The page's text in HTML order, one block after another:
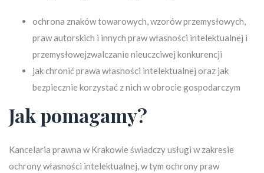
ochrona znaków towarowych, wzorów przemysłowych,
praw autorskich i innych praw własności intelektualnej i
przemysłowejzwalczanie nieuczciwej konkurencji
jak chronić prawa własności intelektualnej oraz jak
bezpiecznie korzystać z nich w obrocie gospodarczym
Jak pomagamy?
Kancelaria prawna w Krakowie świadczy usługi w zakresie
ochrony własności intelektualnej, w tym ochrony praw